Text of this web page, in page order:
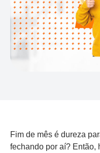
Fim de mês é dureza
fechando por aí? Então,